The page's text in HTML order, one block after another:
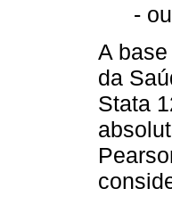
-
A
da
Stata